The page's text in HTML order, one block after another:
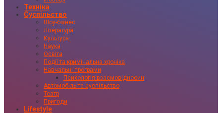
Техніка
Суспільство
Шоу-бізнес
Література
Культура
Наука
Освіта
Події та кримінальна хроніка
Навчальні програми
Психологія взаємовідносин
Автомобіль та суспільство
Театр
Пригоди
Lifestyle